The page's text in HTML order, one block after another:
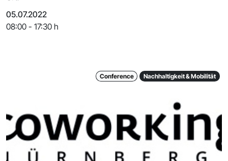
05.07.2022
08:00 - 17:30 h
Conference Nachhaltigkeit & Mobilität